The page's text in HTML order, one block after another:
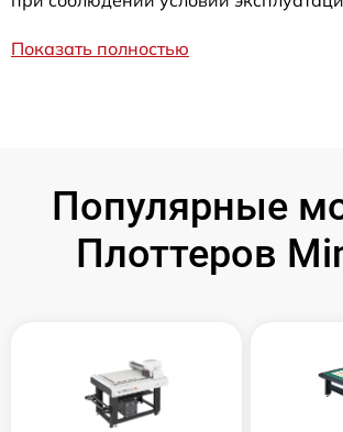
Показать полностью
Популярные
Плоттеров